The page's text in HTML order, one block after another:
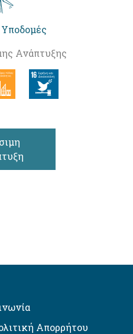
Ανάπτυξης
Απορρήτου